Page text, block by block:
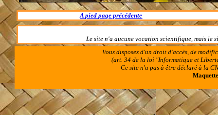
A pied page précédente
Le site n'a aucune vocation scientifique, mais le
Vous disposez d'un droit d'accès, de
(art. 34 de la loi "Informatique et
Ce site n'a pas à être déclaré à la